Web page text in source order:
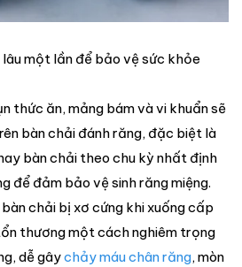
một lần để bảo vệ sức khỏe
thức ăn, mảng bám và vi khuẩn sẽ
bàn chải đánh răng, đặc biệt là
bàn chải theo chu kỳ nhất định
để đảm bảo vệ sinh răng miệng.
chải bị xơ cứng khi xuống cấp
thương một cách nghiêm trọng
dễ gâychảy máu chân răng, mòn